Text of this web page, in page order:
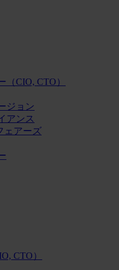
CIO, CTO）
ジョン
アンス
ェアーズ
CTO）